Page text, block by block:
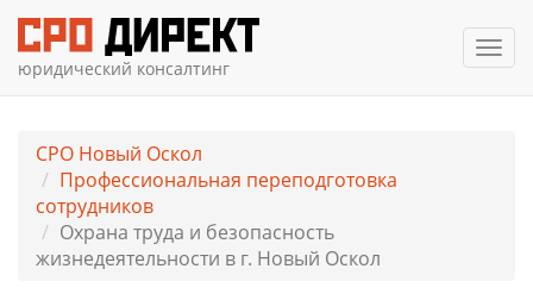
юридический консалтинг
СРО Новый Оскол
Профессиональная переподготовка
сотрудников
Охрана труда и безопасность
жизнедеятельности в г. Новый Оскол